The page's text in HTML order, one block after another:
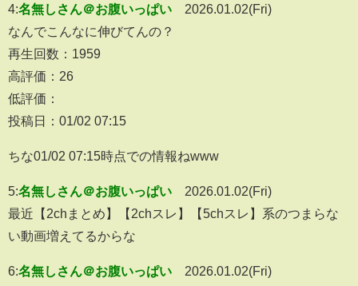
4:名無しさん＠お腹いっぱい
2026.01.02(Fri)
なんでこんなに伸びてんの？
再生回数：1959
高評価：26
低評価：
投稿日：01/02 07:15
ちな01/02 07:15時点での情報ねwww
5:名無しさん＠お腹いっぱい
2026.01.02(Fri)
最近【2chまとめ】【2chスレ】【5chスレ】系のつまらな
い動画増えてるからな
6:名無しさん＠お腹いっぱい
2026.01.02(Fri)